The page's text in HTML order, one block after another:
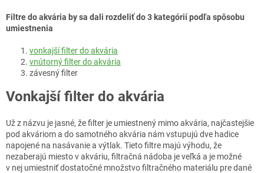
Filtre do akvária by sa dali rozdeliť do 3 kategórií podľa spôsobu
umiestnenia
vonkajší filter do akvária
vnútorný filter do akvária
závesný filter
Vonkajší filter do akvária
Už z názvu je jasné, že filter je umiestnený mimo akvária, najčastejšie
pod akváriom a do samotného akvária nám vstupujú dve hadice
napojené na nasávanie a výtlak. Tieto filtre majú výhodu, že
nezaberajú miesto v akváriu, filtračná nádoba je veľká a je možné
v nej umiestniť dostatočné množstvo filtračného materiálu pre dané